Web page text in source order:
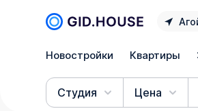
Новостройки Квартиры
Студия Цена